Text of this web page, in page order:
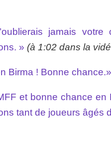
jamais votre
» (à 1:02 dans la
Birma ! Bonne chance.»
et bonne chance en
tant de joueurs âgés